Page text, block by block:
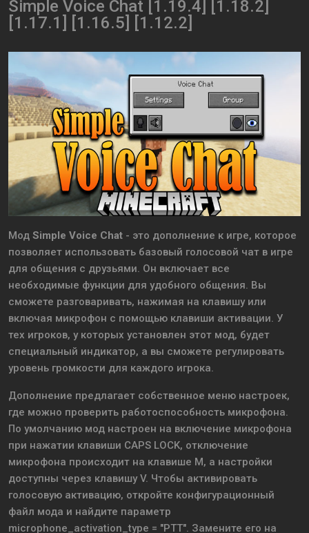
Simple Voice Chat [1.19.4] [1.18.2]
[1.17.1] [1.16.5] [1.12.2]
Мод Simple Voice Chat - это дополнение к игре, которое
позволяет использовать базовый голосовой чат в игре
для общения с друзьями. Он включает все
необходимые функции для удобного общения. Вы
сможете разговаривать, нажимая на клавишу или
включая микрофон с помощью клавиши активации. У
тех игроков, у которых установлен этот мод, будет
специальный индикатор, а вы сможете регулировать
уровень громкости для каждого игрока.
Дополнение предлагает собственное меню настроек,
где можно проверить работоспособность микрофона.
По умолчанию мод настроен на включение микрофона
при нажатии клавиши CAPS LOCK, отключение
микрофона происходит на клавише M, а настройки
доступны через клавишу V. Чтобы активировать
голосовую активацию, откройте конфигурационный
файл мода и найдите параметр
microphone_activation_type = "PTT". Замените его на